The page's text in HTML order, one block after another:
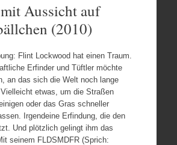
Aussicht auf
(2010)
Flint Lockwood hat einen Traum.
Erfinder und Tüftler möchte
an das sich die Welt noch lange
etwas, um die Straßen
oder das Gras schneller
Irgendeine Erfindung, die den
Und plötzlich gelingt ihm das
seinem FLDSMDFR (Sprich: